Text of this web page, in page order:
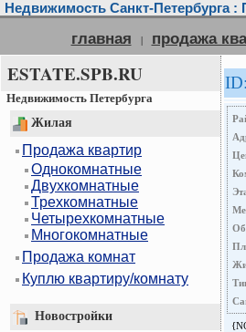
Недвижимость Санкт-Петербурга :
главная | продажа
ESTATE.SPB.RU
Недвижимость Петербурга
Жилая
Продажа квартир
Однокомнатные
Двухкомнатные
Трехкомнатные
Четырехкомнатные
Многокомнатные
Продажа комнат
Куплю квартиру/комнату
Новостройки